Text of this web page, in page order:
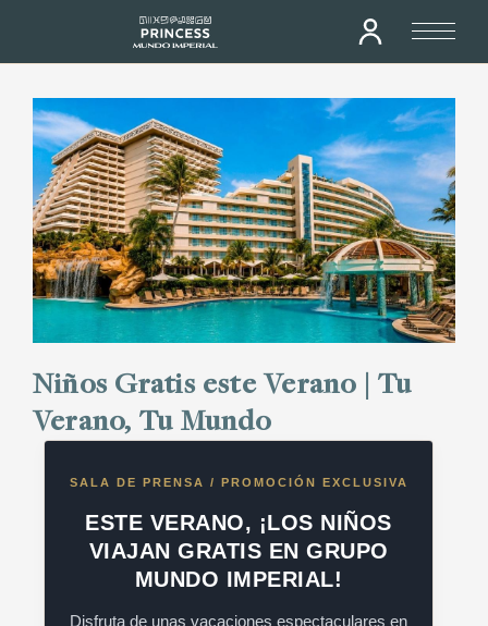
Niños Gratis este Verano | Tu
Verano, Tu Mundo
SALA DE PRENSA / PROMOCIÓN EXCLUSIVA
ESTE VERANO, ¡LOS NIÑOS
VIAJAN GRATIS EN GRUPO
MUNDO IMPERIAL!
Disfruta de unas vacaciones espectaculares en